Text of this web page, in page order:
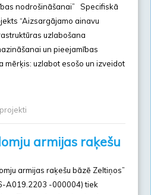
nodrošināšanai” Specifiskā
“Aizsargājamo ainavu
uzlabošana
un pieejamības
mērķis: uzlabot esošo un izveidot
armijas raķešu
armijas raķešu bāzē Zeltiņos”
A019.2203 -000004) tiek